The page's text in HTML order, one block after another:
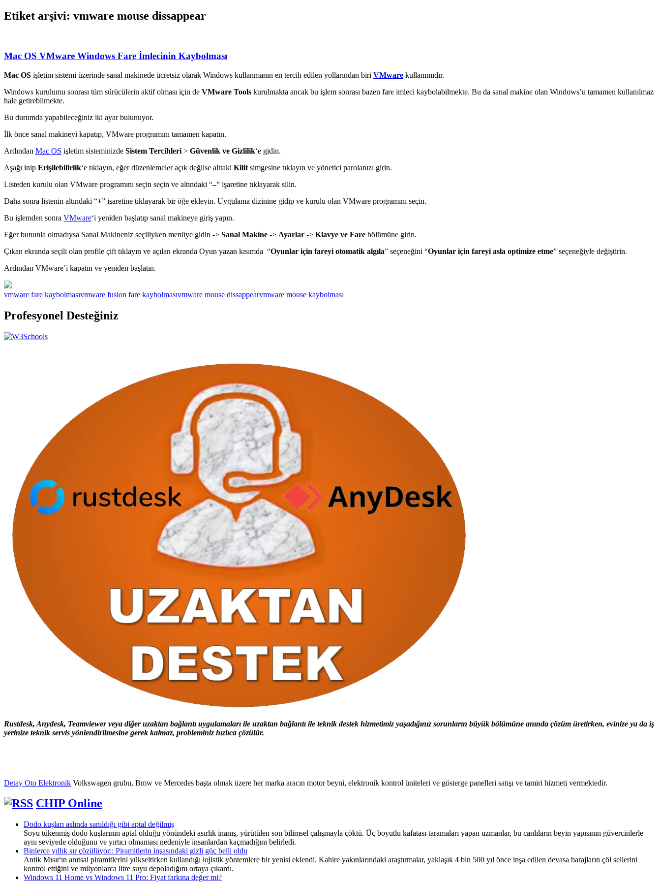
Etiket arşivi: vmware mouse dissappear
Mac OS VMware Windows Fare İmlecinin Kaybolması
Mac OS işletim sistemi üzerinde sanal makinede ücretsiz olarak Windows kullanmanın en tercih edilen yollarından biri VMware kullanımıdır.
Windows kurulumu sonrası tüm sürücülerin aktif olması için de VMware Tools kurulmakta ancak bu işlem sonrası bazen fare imleci kaybolabilmekte. Bu da sanal makine olan Windows’u tamamen kullanılmaz
hale getirebilmekte.
Bu durumda yapabileceğiniz iki ayar bulunuyor.
İlk önce sanal makineyi kapatıp, VMware programını tamamen kapatın.
Ardından Mac OS işletim sisteminizde Sistem Tercihleri ​​> Güvenlik ve Gizlilik‘e gidin.
Aşağı inip Erişilebilirlik‘e tıklayın, eğer düzenlemeler açık değilse alttaki Kilit simgesine tıklayın ve yönetici parolanızı girin.
Listeden kurulu olan VMware programını seçin seçin ve altındaki “–” işaretine tıklayarak silin.
Daha sonra listenin altındaki “+” işaretine tıklayarak bir öğe ekleyin. Uygulama dizinine gidip ve kurulu olan VMware programını seçin.
Bu işlemden sonra VMware‘i yeniden başlatıp sanal makineye giriş yapın.
Eğer bununla olmadıysa Sanal Makineniz seçiliyken menüye gidin -> Sanal Makine -> Ayarlar -> Klavye ve Fare bölümüne girin.
Çıkan ekranda seçili olan profile çift tıklayın ve açılan ekranda Oyun yazan kısımda “Oyunlar için fareyi otomatik algıla” seçeneğini “Oyunlar için fareyi asla optimize etme” seçeneğiyle değiştirin.
Ardından VMware’i kapatın ve yeniden başlatın.
vmware fare kaybolmasıvmware fusion fare kaybolmasıvmware mouse dissappearvmware mouse kaybolması
Profesyonel Desteğiniz
Rustdesk, Anydesk, Teamviewer veya diğer uzaktan bağlantı uygulamaları ile uzaktan bağlantı ile teknik destek hizmetimiz yaşadığınız sorunların büyük bölümüne anında çözüm üretirken, evinize ya da iş
yerinize teknik servis yönlendirilmesine gerek kalmaz, probleminiz hızlıca çözülür.
Detay Oto Elektronik Volkswagen grubu, Bmw ve Mercedes başta olmak üzere her marka aracın motor beyni, elektronik kontrol üniteleri ve gösterge panelleri satışı ve tamiri hizmeti vermektedir.
CHIP Online
Dodo kuşları aslında sanıldığı gibi aptal değilmiş
Soyu tükenmiş dodo kuşlarının aptal olduğu yönündeki asırlık inanış, yürütülen son bilimsel çalışmayla çöktü. Üç boyutlu kafatası taramaları yapan uzmanlar, bu canlıların beyin yapısının güvercinlerle
aynı seviyede olduğunu ve yırtıcı olmaması nedeniyle insanlardan kaçmadığını belirledi.
Binlerce yıllık sır çözülüyor:: Piramitlerin inşasındaki gizli güç belli oldu
Antik Mısır'ın anıtsal piramitlerini yükseltirken kullandığı lojistik yöntemlere bir yenisi eklendi. Kahire yakınlarındaki araştırmalar, yaklaşık 4 bin 500 yıl önce inşa edilen devasa barajların çöl sellerini
kontrol ettiğini ve milyonlarca litre suyu depoladığını ortaya çıkardı.
Windows 11 Home vs Windows 11 Pro: Fiyat farkına değer mi?